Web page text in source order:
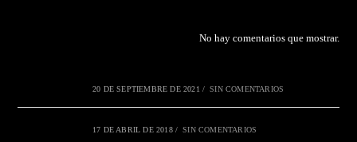
No hay comentarios que mostrar.
20 DE SEPTIEMBRE DE 2021 / SIN COMENTARIOS
17 DE ABRIL DE 2018 / SIN COMENTARIOS